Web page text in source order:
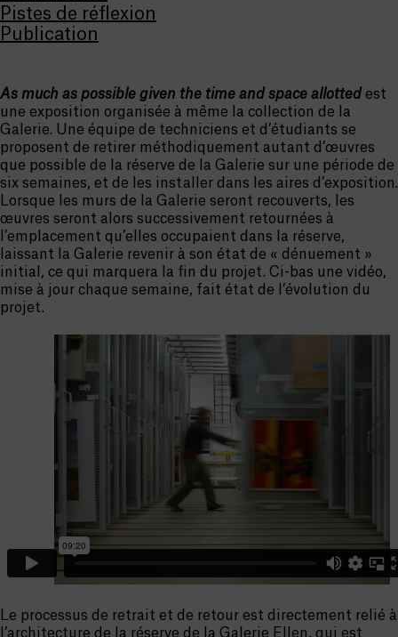
Pistes de réflexion
Publication
As much as possible given the time and space allotted est
une exposition organisée à même la collection de la
Galerie. Une équipe de techniciens et d’étudiants se
proposent de retirer méthodiquement autant d’œuvres
que possible de la réserve de la Galerie sur une période de
six semaines, et de les installer dans les aires d’exposition.
Lorsque les murs de la Galerie seront recouverts, les
œuvres seront alors successivement retournées à
l’emplacement qu’elles occupaient dans la réserve,
laissant la Galerie revenir à son état de « dénuement »
initial, ce qui marquera la fin du projet. Ci-bas une vidéo,
mise à jour chaque semaine, fait état de l’évolution du
projet.
Le processus de retrait et de retour est directement relié à
l’architecture de la réserve de la Galerie Ellen, qui est